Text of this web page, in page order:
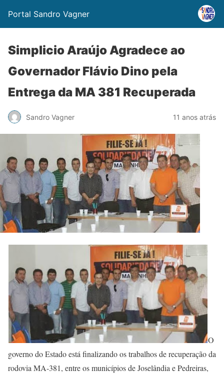
Portal Sandro Vagner
Simplicio Araújo Agradece ao
Governador Flávio Dino pela
Entrega da MA 381 Recuperada
Sandro Vagner 11 anos atrás
O
governo do Estado está finalizando os trabalhos de recuperação da
rodovia MA-381, entre os municípios de Joselândia e Pedreiras,